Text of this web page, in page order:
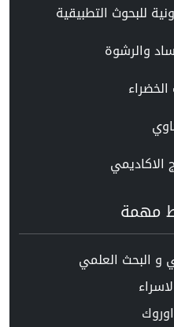
للبحوث التطبيقية
والرشوة
الاكاديمي
مهمة
و البحث العلمي